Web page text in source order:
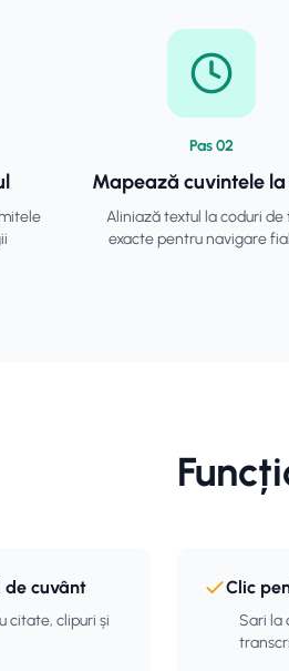
Pas02
Mapează cuvintele
Aliniază textul la coduri de
exacte pentru navigare
de cuvânt
citate, clipuri și
Clic
Sari la